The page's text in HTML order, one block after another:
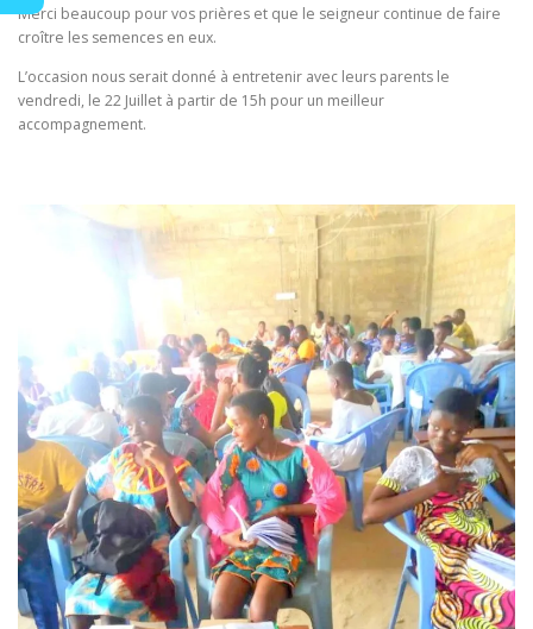
Merci beaucoup pour vos prières et que le seigneur continue de faire
croître les semences en eux.
L’occasion nous serait donné à entretenir avec leurs parents le
vendredi, le 22 Juillet à partir de 15h pour un meilleur
accompagnement.